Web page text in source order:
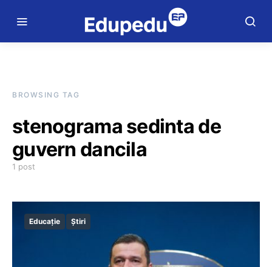
BROWSING TAG
stenograma sedinta de
guvern dancila
1 post
Educație Știri